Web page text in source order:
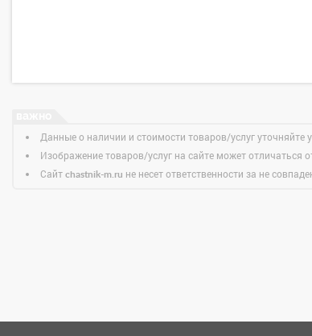
Данные о наличии и стоимости товаров/услуг уточняйте
Изображение товаров/услуг на сайте может отличаться
Сайт chastnik-m.ru не несет ответственности за не